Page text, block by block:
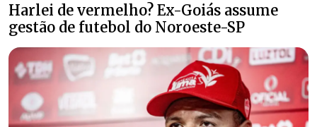
Harlei de vermelho? Ex-Goiás assume
gestão de futebol do Noroeste-SP